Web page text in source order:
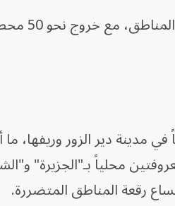
ودفعت التطورات
في مدينة دير الزور وريفها،
محلياً بـ"الجزيرة"
رقعة المناطق المتضررة.